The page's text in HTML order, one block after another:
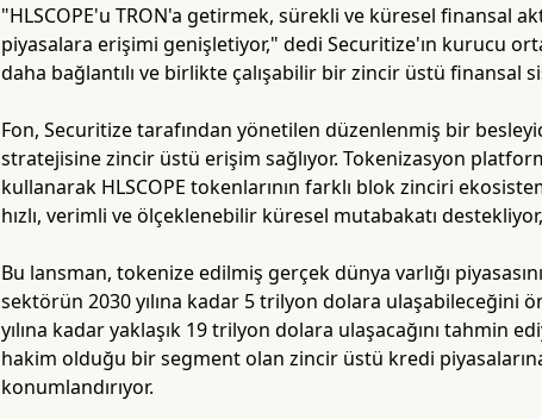
"HLSCOPE'u TRON'a getirmek, sürekli ve küresel finansal
piyasalara erişimi genişletiyor," dedi Securitize'ın kurucu
daha bağlantılı ve birlikte çalışabilir bir zincir üstü finansal
Fon, Securitize tarafından yönetilen düzenlenmiş bir
stratejisine zincir üstü erişim sağlıyor. Tokenizasyon
kullanarak HLSCOPE tokenlarının farklı blok zinciri
hızlı, verimli ve ölçeklenebilir küresel mutabakatı
Bu lansman, tokenize edilmiş gerçek dünya varlığı
sektörün 2030 yılına kadar 5 trilyon dolara ulaşabileceğini
yılına kadar yaklaşık 19 trilyon dolara ulaşacağını tahmin
hakim olduğu bir segment olan zincir üstü kredi
konumlandırıyor.